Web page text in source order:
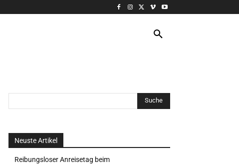
Neuste Artikel
Reibungsloser Anreisetag beim